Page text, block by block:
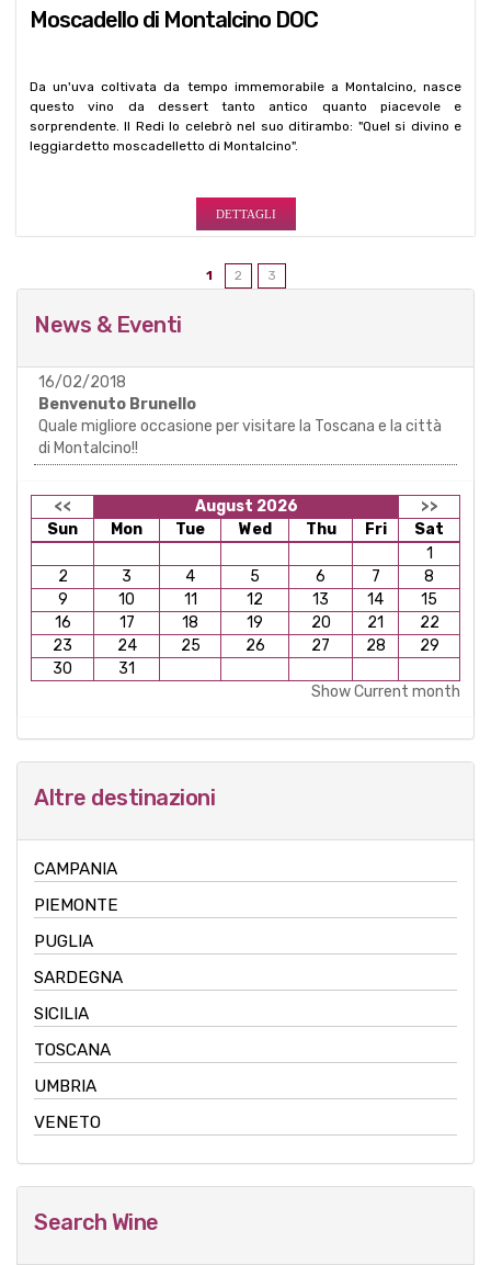
Moscadello di Montalcino DOC
Da un'uva coltivata da tempo immemorabile a Montalcino, nasce
questo vino da dessert tanto antico quanto piacevole e
sorprendente. Il Redi lo celebrò nel suo ditirambo: "Quel si divino e
leggiardetto moscadelletto di Montalcino".
DETTAGLI
1 2 3
News & Eventi
16/02/2018
Benvenuto Brunello
Quale migliore occasione per visitare la Toscana e la città
di Montalcino!!
<< August 2026
>>
Sun
Mon Tue Wed Thu Fri
Sat
1
2
3 4 5 6 7
8
9
10 11 12 13 14
15
16
17 18 19 20 21
22
23
24 25 26 27 28
29
30
31
Show Current month
Altre destinazioni
CAMPANIA
PIEMONTE
PUGLIA
SARDEGNA
SICILIA
TOSCANA
UMBRIA
VENETO
Search Wine